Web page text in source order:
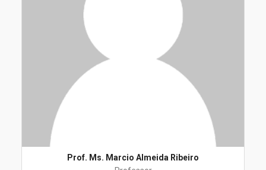
Prof. Ms. Marcio Almeida Ribeiro